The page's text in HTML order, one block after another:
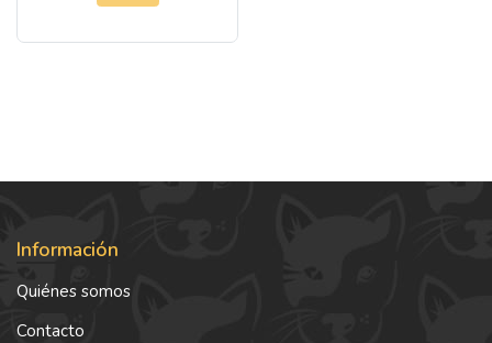
Información
Quiénes somos
Contacto